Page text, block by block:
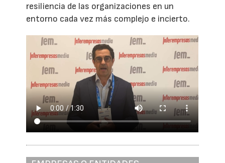
resiliencia de las organizaciones en un
entorno cada vez más complejo e incierto.